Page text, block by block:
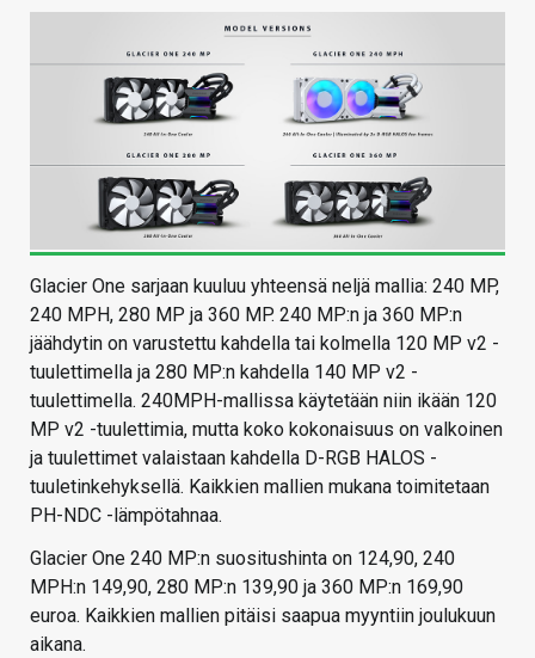
Glacier One sarjaan kuuluu yhteensä neljä mallia: 240 MP,
240 MPH, 280 MP ja 360 MP. 240 MP:n ja 360 MP:n
jäähdytin on varustettu kahdella tai kolmella 120 MP v2 -
tuulettimella ja 280 MP:n kahdella 140 MP v2 -
tuulettimella. 240MPH-mallissa käytetään niin ikään 120
MP v2 -tuulettimia, mutta koko kokonaisuus on valkoinen
ja tuulettimet valaistaan kahdella D-RGB HALOS -
tuuletinkehyksellä. Kaikkien mallien mukana toimitetaan
PH-NDC -lämpötahnaa.
Glacier One 240 MP:n suositushinta on 124,90, 240
MPH:n 149,90, 280 MP:n 139,90 ja 360 MP:n 169,90
euroa. Kaikkien mallien pitäisi saapua myyntiin joulukuun
aikana.